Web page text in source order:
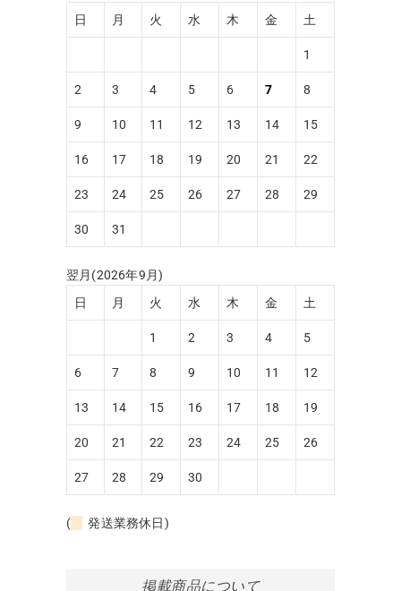
日
月 火 水 木 金 土
1
2 3 4 5 6 7 8
9 10 11 12 13 14 15
16 17 18 19 20 21 22
23 24 25 26 27 28 29
30 31
翌月(2026年9月)
日
月 火 水 木 金 土
1 2 3 4 5
6 7 8 9 10 11 12
13 14 15 16 17 18 19
20 21 22 23 24 25 26
27 28 29 30
( 発送業務休日)
掲載商品について